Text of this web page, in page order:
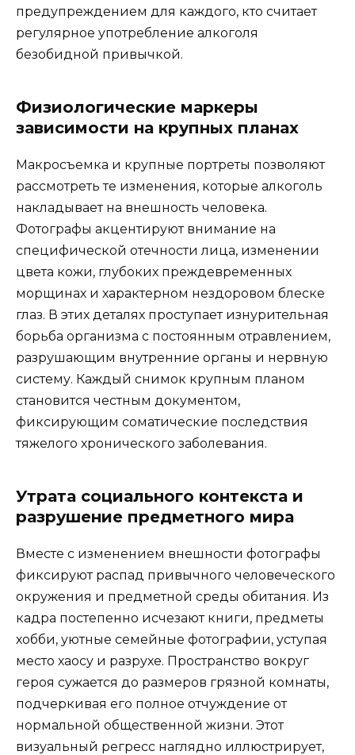
предупреждением для каждого, кто считает
регулярное употребление алкоголя
безобидной привычкой.
Физиологические маркеры
зависимости на крупных планах
Макросъемка и крупные портреты позволяют
рассмотреть те изменения, которые алкоголь
накладывает на внешность человека.
Фотографы акцентируют внимание на
специфической отечности лица, изменении
цвета кожи, глубоких преждевременных
морщинах и характерном нездоровом блеске
глаз. В этих деталях проступает изнурительная
борьба организма с постоянным отравлением,
разрушающим внутренние органы и нервную
систему. Каждый снимок крупным планом
становится честным документом,
фиксирующим соматические последствия
тяжелого хронического заболевания.
Утрата социального контекста и
разрушение предметного мира
Вместе с изменением внешности фотографы
фиксируют распад привычного человеческого
окружения и предметной среды обитания. Из
кадра постепенно исчезают книги, предметы
хобби, уютные семейные фотографии, уступая
место хаосу и разрухе. Пространство вокруг
героя сужается до размеров грязной комнаты,
подчеркивая его полное отчуждение от
нормальной общественной жизни. Этот
визуальный регресс наглядно иллюстрирует,